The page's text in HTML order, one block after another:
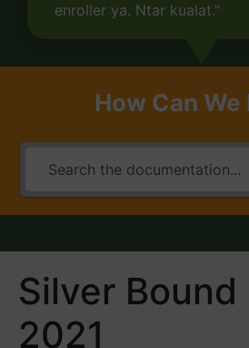
enroller ya. Ntar kualat."
How Can We
Silver Bound
2021